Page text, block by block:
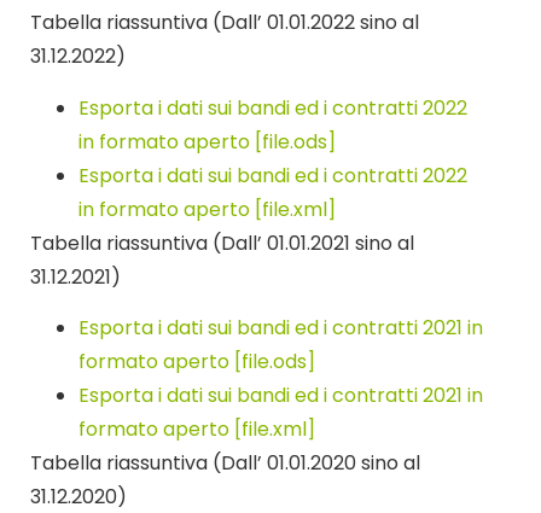
Tabella riassuntiva (Dall’ 01.01.2022 sino al
31.12.2022)
Esporta i dati sui bandi ed i contratti 2022
in formato aperto [file.ods]
Esporta i dati sui bandi ed i contratti 2022
in formato aperto [file.xml]
Tabella riassuntiva (Dall’ 01.01.2021 sino al
31.12.2021)
Esporta i dati sui bandi ed i contratti 2021 in
formato aperto [file.ods]
Esporta i dati sui bandi ed i contratti 2021 in
formato aperto [file.xml]
Tabella riassuntiva (Dall’ 01.01.2020 sino al
31.12.2020)